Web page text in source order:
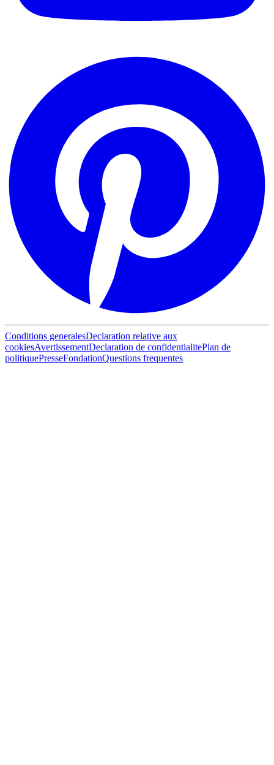
Conditions generalesDeclaration relative aux
cookiesAvertissementDeclaration de confidentialitePlan de
politiquePresseFondationQuestions frequentes